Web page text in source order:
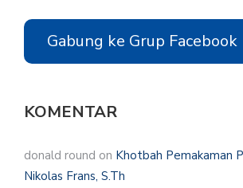
Gabung ke Grup Facebook
KOMENTAR
donald round on Khotbah Pemakaman
Nikolas Frans, S.Th